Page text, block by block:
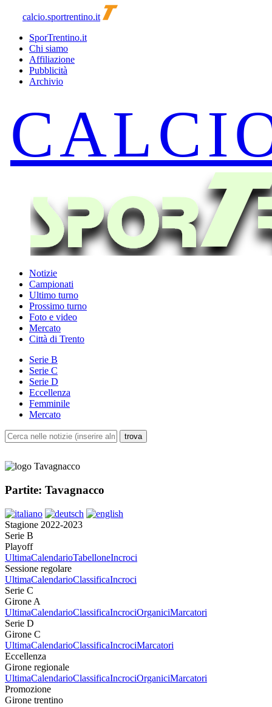
calcio.sportrentino.it
SporTrentino.it
Chi siamo
Affiliazione
Pubblicità
Archivio
Notizie
Campionati
Ultimo turno
Prossimo turno
Foto e video
Mercato
Città di Trento
Serie B
Serie C
Serie D
Eccellenza
Femminile
Mercato
Partite: Tavagnacco
Stagione 2022-2023
Serie B
Playoff
UltimaCalendarioTabelloneIncroci
Sessione regolare
UltimaCalendarioClassificaIncroci
Serie C
Girone A
UltimaCalendarioClassificaIncrociOrganiciMarcatori
Serie D
Girone C
UltimaCalendarioClassificaIncrociMarcatori
Eccellenza
Girone regionale
UltimaCalendarioClassificaIncrociOrganiciMarcatori
Promozione
Girone trentino